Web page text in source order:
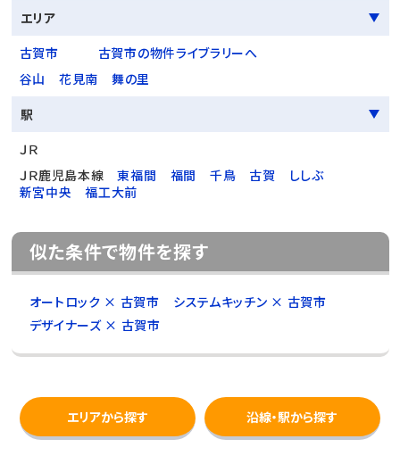
エリア
古賀市
古賀市の物件ライブラリーへ
谷山
花見南
舞の里
駅
ＪＲ
ＪＲ鹿児島本線
東福間 福間 千鳥 古賀
ししぶ
新宮中央
福工大前
似た条件で物件を探す
オートロック × 古賀市
システムキッチン × 古賀市
デザイナーズ × 古賀市
エリアから探す 沿線・駅から探す